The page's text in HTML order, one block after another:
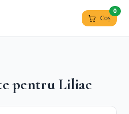
Coș
0
pentru Liliac